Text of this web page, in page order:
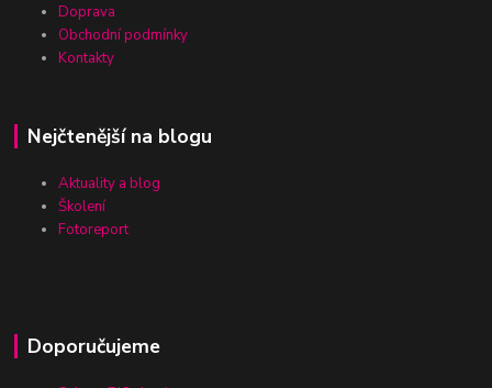
Doprava
Obchodní podmínky
Kontakty
Nejčtenější na blogu
Aktuality a blog
Školení
Fotoreport
Doporučujeme